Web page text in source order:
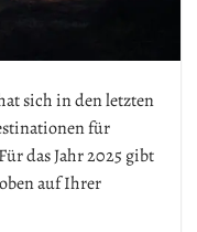
sich in den letzten
für
das Jahr 2025 gibt
auf Ihrer